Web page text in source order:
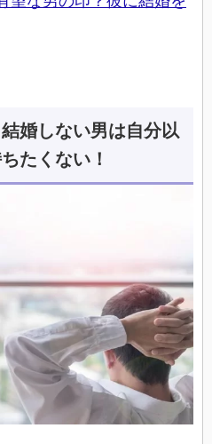
婚しない男は自分以
たくない！